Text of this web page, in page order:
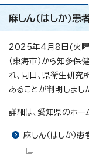
麻しん（はしか）
2025年4月8日(火曜
（東海市）から知多保
れ、同日、県衛生研究
あることが判明しまし
詳細は、愛知県のホー
麻しん（はしか）